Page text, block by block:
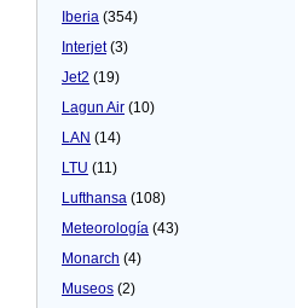
Iberia (354)
Interjet(3)
Jet2 (19)
Lagun Air (10)
LAN (14)
LTU (11)
Lufthansa (108)
Meteorologí­a (43)
Monarch (4)
Museos (2)